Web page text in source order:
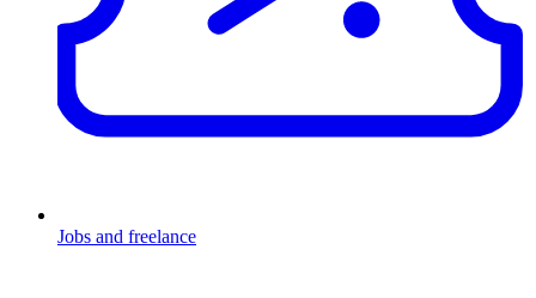
Jobs and freelance